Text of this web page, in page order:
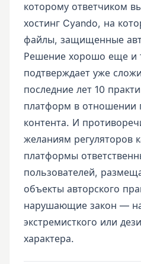
которому ответчиком
хостинг Cyando, на
файлы, защищенные
Решение хорошо еще и
подтверждает уже
последние лет 10
платформ в отношении
контента. И
желаниям регуляторов
платформы
пользователей,
объекты авторского
нарушающие закон —
экстремисткого или
характера.